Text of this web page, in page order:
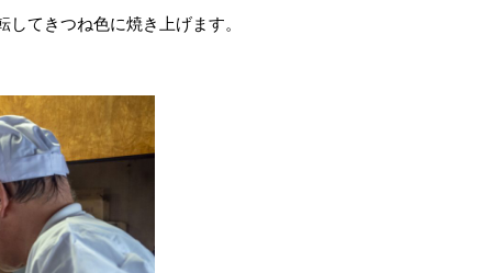
てきつね色に焼き上げます。